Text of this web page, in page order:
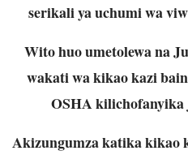
serikali ya uchumi wa
Wito huo umetolewa na
wakati wa kikao kazi
OSHA kilichofanyika
Akizungumza katika kikao